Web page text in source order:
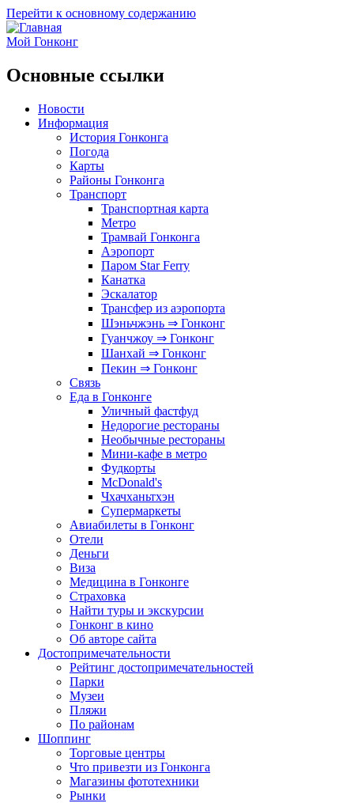
Перейти к основному содержанию
Мой Гонконг
Основные ссылки
Новости
Информация
История Гонконга
Погода
Карты
Районы Гонконга
Транспорт
Транспортная карта
Метро
Трамвай Гонконга
Аэропорт
Паром Star Ferry
Канатка
Эскалатор
Трансфер из аэропорта
Шэньчжэнь ⇒ Гонконг
Гуанчжоу ⇒ Гонконг
Шанхай ⇒ Гонконг
Пекин ⇒ Гонконг
Связь
Еда в Гонконге
Уличный фастфуд
Недорогие рестораны
Необычные рестораны
Мини-кафе в метро
Фудкорты
McDonald's
Чхачханьтхэн
Супермаркеты
Авиабилеты в Гонконг
Отели
Деньги
Виза
Медицина в Гонконге
Страховка
Найти туры и экскурсии
Гонконг в кино
Об авторе сайта
Достопримечательности
Рейтинг достопримечательностей
Парки
Музеи
Пляжи
По районам
Шоппинг
Торговые центры
Что привезти из Гонконга
Магазины фототехники
Рынки